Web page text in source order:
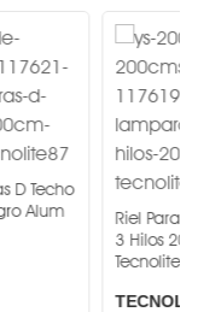
Riel Para Lamparas
3 Hilos 200cm
Tecnolite -
TECNOLITE ®